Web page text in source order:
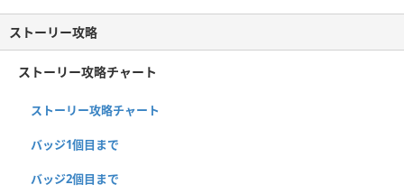
ストーリー攻略
ストーリー攻略チャート
ストーリー攻略チャート
バッジ1個目まで
バッジ2個目まで